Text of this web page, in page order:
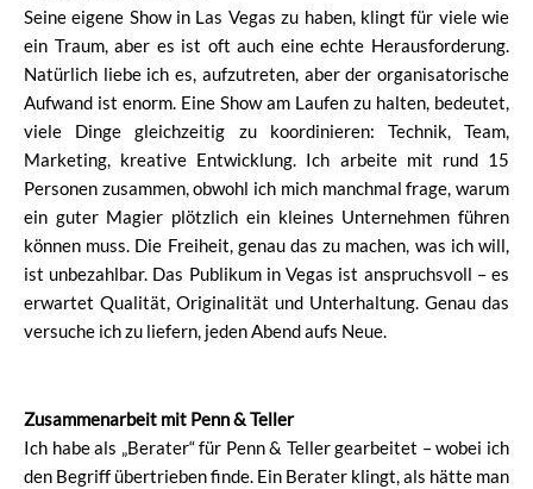
Seine eigene Show in Las Vegas zu haben, klingt für viele wie
ein Traum, aber es ist oft auch eine echte Herausforderung.
Natürlich liebe ich es, aufzutreten, aber der organisatorische
Aufwand ist enorm. Eine Show am Laufen zu halten, bedeutet,
viele Dinge gleichzeitig zu koordinieren: Technik, Team,
Marketing, kreative Entwicklung. Ich arbeite mit rund 15
Personen zusammen, obwohl ich mich manchmal frage, warum
ein guter Magier plötzlich ein kleines Unternehmen führen
können muss. Die Freiheit, genau das zu machen, was ich will,
ist unbezahlbar. Das Publikum in Vegas ist anspruchsvoll – es
erwartet Qualität, Originalität und Unterhaltung. Genau das
versuche ich zu liefern, jeden Abend aufs Neue.
Zusammenarbeit mit Penn & Teller
Ich habe als „Berater“ für Penn & Teller gearbeitet – wobei ich
den Begriff übertrieben finde. Ein Berater klingt, als hätte man